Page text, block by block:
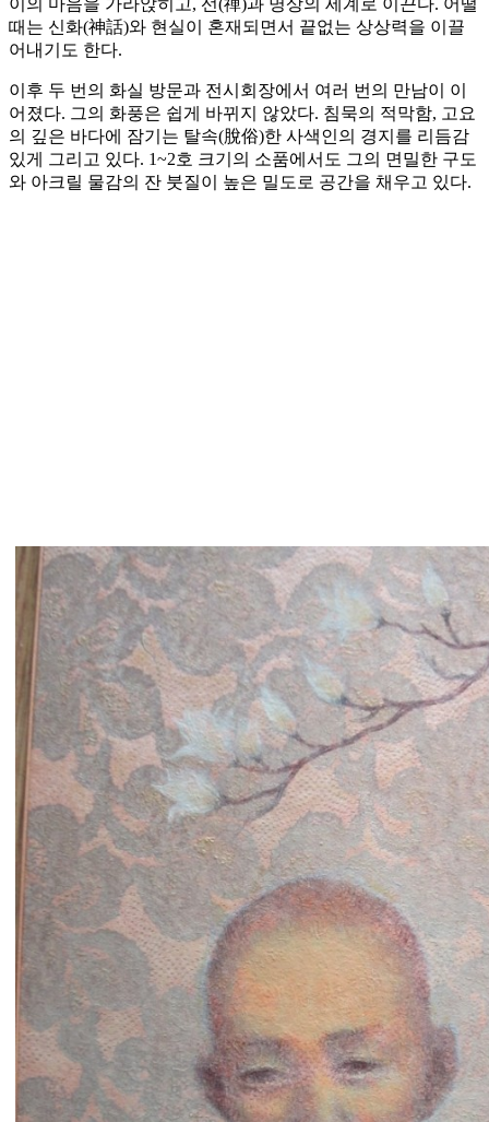
이의 마음을 가라앉히고, 선(禪)과 명상의 세계로 이끈다. 어떨
때는 신화(神話)와 현실이 혼재되면서 끝없는 상상력을 이끌
어내기도 한다.
이후 두 번의 화실 방문과 전시회장에서 여러 번의 만남이 이
어졌다. 그의 화풍은 쉽게 바뀌지 않았다. 침묵의 적막함, 고요
의 깊은 바다에 잠기는 탈속(脫俗)한 사색인의 경지를 리듬감
있게 그리고 있다. 1~2호 크기의 소품에서도 그의 면밀한 구도
와 아크릴 물감의 잔 붓질이 높은 밀도로 공간을 채우고 있다.